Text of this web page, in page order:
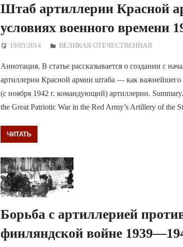
Штаб артиллерии Красной
условиях военного времени
19/03/2014 Дежурный по Редакции
ВЕЛИКАЯ ОТЕЧЕСТВЕННАЯ
Аннотация. В статье рассказывается о создании с
артиллерии Красной армии штаба — как важнейшего
(с ноября 1942 г. командующий) артиллерии.
the Great Patriotic War in the Red Army’s Artillery of the
ЧИТАТЬ
Борьба с артиллерией
финляндской войне